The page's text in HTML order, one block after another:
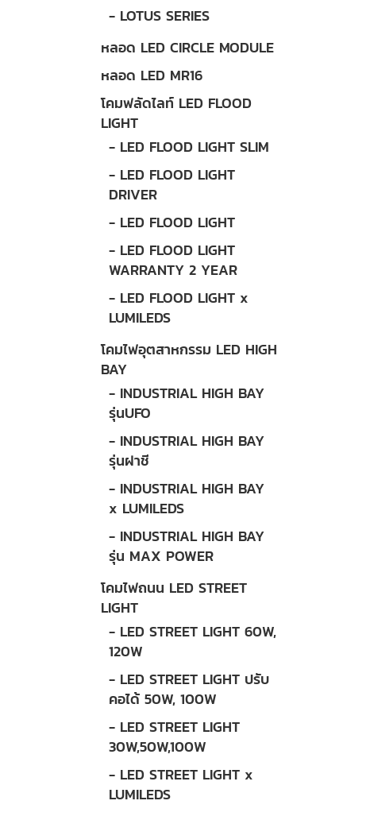
- LOTUS SERIES
หลอด LED CIRCLE MODULE
หลอด LED MR16
โคมฟลัดไลท์ LED FLOOD
LIGHT
- LED FLOOD LIGHT SLIM
- LED FLOOD LIGHT
DRIVER
- LED FLOOD LIGHT
- LED FLOOD LIGHT
WARRANTY 2 YEAR
- LED FLOOD LIGHT x
LUMILEDS
โคมไฟอุตสาหกรรม LED HIGH
BAY
- INDUSTRIAL HIGH BAY
รุ่นUFO
- INDUSTRIAL HIGH BAY
รุ่นฝาชี
- INDUSTRIAL HIGH BAY
x LUMILEDS
- INDUSTRIAL HIGH BAY
รุ่น MAX POWER
โคมไฟถนน LED STREET
LIGHT
- LED STREET LIGHT 60W,
120W
- LED STREET LIGHT ปรับ
คอได้ 50W, 100W
- LED STREET LIGHT
30W,50W,100W
- LED STREET LIGHT x
LUMILEDS